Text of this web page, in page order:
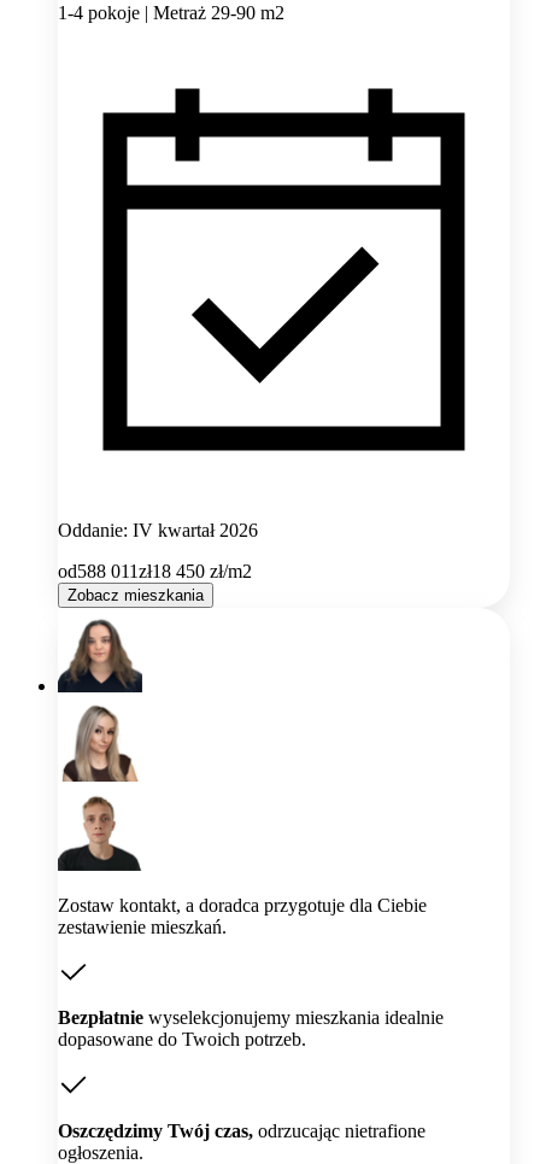
1-4 pokoje | Metraż 29-90 m2
Oddanie: IV kwartał 2026
od588 011zł18 450 zł/m2
Zobacz mieszkania
Zostaw kontakt, a doradca przygotuje dla Ciebie
zestawienie mieszkań.
Bezpłatnie wyselekcjonujemy mieszkania idealnie
dopasowane do Twoich potrzeb.
Oszczędzimy Twój czas, odrzucając nietrafione
ogłoszenia.